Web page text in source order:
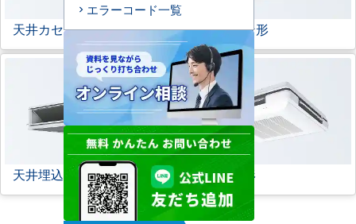
天井カセット形1方向 ビルトイン形
天井埋込ダクト形 天吊自在形
エラーコード一覧